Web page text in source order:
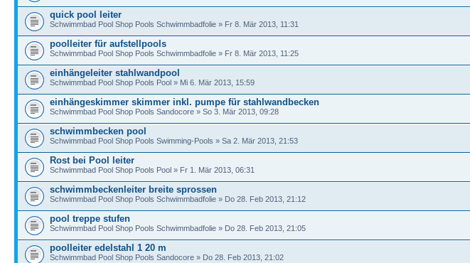
quick pool leiter
Schwimmbad Pool Shop Pools Schwimmbadfolie » Fr 8. Mär 2013, 11:31
poolleiter für aufstellpools
Schwimmbad Pool Shop Pools Schwimmbadfolie » Fr 8. Mär 2013, 11:25
einhängeleiter stahlwandpool
Schwimmbad Pool Shop Pools Pool » Mi 6. Mär 2013, 15:59
einhängeskimmer skimmer inkl. pumpe für stahlwandbecken
Schwimmbad Pool Shop Pools Sandocore » So 3. Mär 2013, 09:28
schwimmbecken pool
Schwimmbad Pool Shop Pools Swimming-Pools » Sa 2. Mär 2013, 21:53
Rost bei Pool leiter
Schwimmbad Pool Shop Pools Pool » Fr 1. Mär 2013, 06:31
schwimmbeckenleiter breite sprossen
Schwimmbad Pool Shop Pools Schwimmbadfolie » Do 28. Feb 2013, 21:12
pool treppe stufen
Schwimmbad Pool Shop Pools Schwimmbadfolie » Do 28. Feb 2013, 21:05
poolleiter edelstahl 1 20 m
Schwimmbad Pool Shop Pools Sandocore » Do 28. Feb 2013, 21:02